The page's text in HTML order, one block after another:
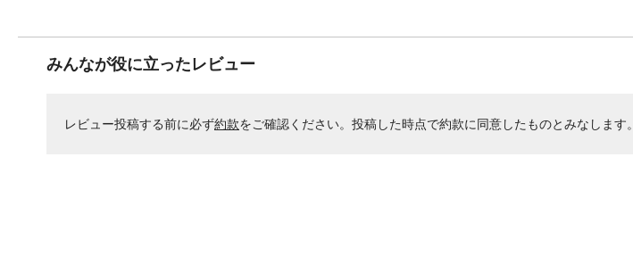
みんなが役に立ったレビュー
レビュー投稿する前に必ず約款をご確認ください。投稿した時点で約款に同意したものとみなします。